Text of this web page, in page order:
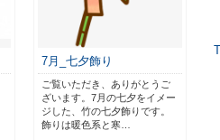
7月_七夕飾り
ご覧いただき、ありがとうご
ざいます。7月の七夕をイメー
ジした、竹の七夕飾りです。
飾りは暖色系と寒…